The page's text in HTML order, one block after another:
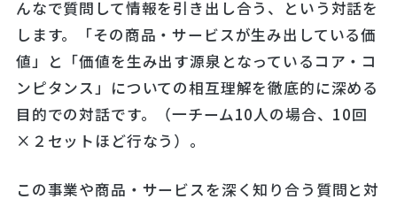
んなで質問して情報を引き出し合う、という対話を
します。「その商品・サービスが生み出している価
値」と「価値を生み出す源泉となっているコア・コ
ンピタンス」についての相互理解を徹底的に深める
目的での対話です。（一チーム10人の場合、10回
×２セットほど行なう）。
この事業や商品・サービスを深く知り合う質問と対